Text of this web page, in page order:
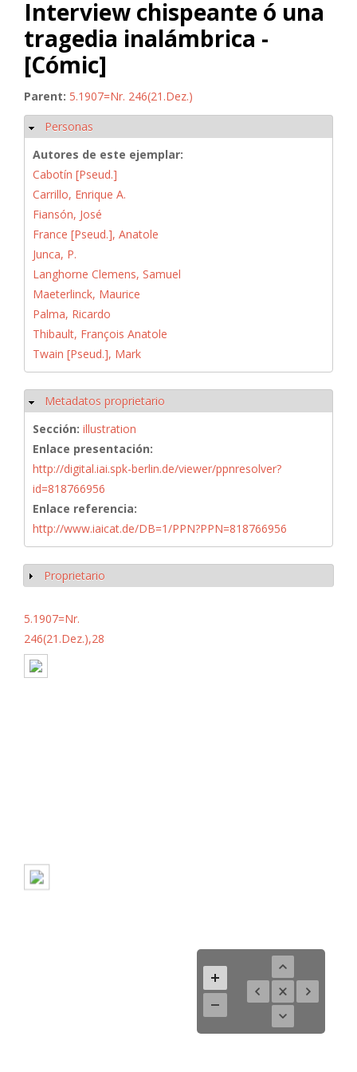
Interview chispeante ó una
tragedia inalámbrica -
[Cómic]
Parent: 5.1907=Nr. 246(21.Dez.)
Ocultar
Personas
Autores de este ejemplar:
Cabotín [Pseud.]
Carrillo, Enrique A.
Fiansón, José
France [Pseud.], Anatole
Junca, P.
Langhorne Clemens, Samuel
Maeterlinck, Maurice
Palma, Ricardo
Thibault, François Anatole
Twain [Pseud.], Mark
Ocultar
Metadatos proprietario
Sección: illustration
Enlace presentación:
http://digital.iai.spk-berlin.de/viewer/ppnresolver?
id=818766956
Enlace referencia:
http://www.iaicat.de/DB=1/PPN?PPN=818766956
Mostrar
Proprietario
5.1907=Nr.
246(21.Dez.),28